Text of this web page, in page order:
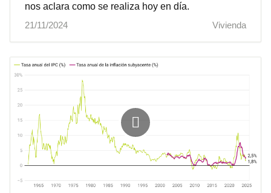
nos aclara como se realiza hoy en día.
21/11/2024
Vivienda